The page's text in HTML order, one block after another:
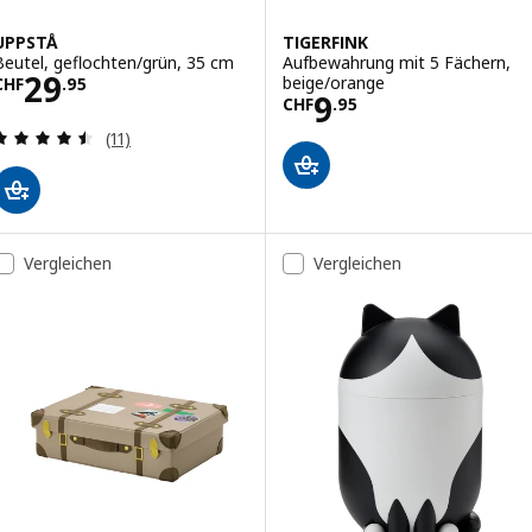
geflochten/grün, 35 cm
29.95
CHF 29.95
Bewertungen: 4.5 von 5 Sternen. Bewertungen
(11)
TIGERFINK
Aufbewahrung mit 5 Fächern,
beige/orange
CHF9.95
Preis CHF 9.95
Vergleichen Vergleichen